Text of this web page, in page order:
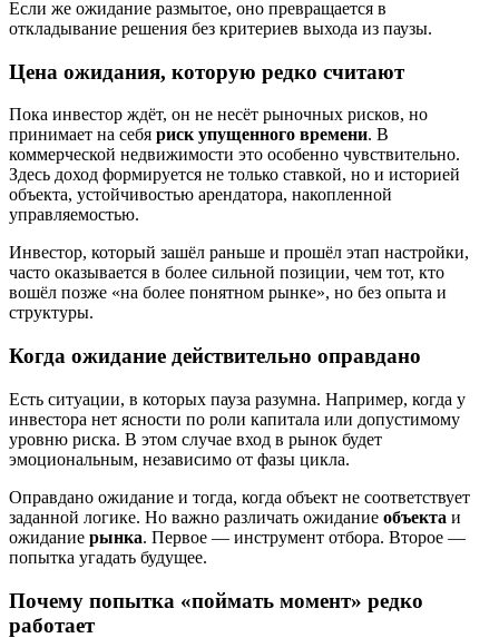
Если же ожидание размытое, оно превращается в
откладывание решения без критериев выхода из паузы.
Цена ожидания, которую редко считают
Пока инвестор ждёт, он не несёт рыночных рисков, но
принимает на себя риск упущенного времени. В
коммерческой недвижимости это особенно чувствительно.
Здесь доход формируется не только ставкой, но и историей
объекта, устойчивостью арендатора, накопленной
управляемостью.
Инвестор, который зашёл раньше и прошёл этап настройки,
часто оказывается в более сильной позиции, чем тот, кто
вошёл позже «на более понятном рынке», но без опыта и
структуры.
Когда ожидание действительно оправдано
Есть ситуации, в которых пауза разумна. Например, когда у
инвестора нет ясности по роли капитала или допустимому
уровню риска. В этом случае вход в рынок будет
эмоциональным, независимо от фазы цикла.
Оправдано ожидание и тогда, когда объект не соответствует
заданной логике. Но важно различать ожидание объекта и
ожидание рынка. Первое — инструмент отбора. Второе —
попытка угадать будущее.
Почему попытка «поймать момент» редко
работает